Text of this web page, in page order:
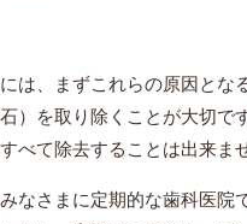
は、まずこれらの原因とな
）を取り除くことが大切で
べて除去することは出来ま
なさまに定期的な歯科医院